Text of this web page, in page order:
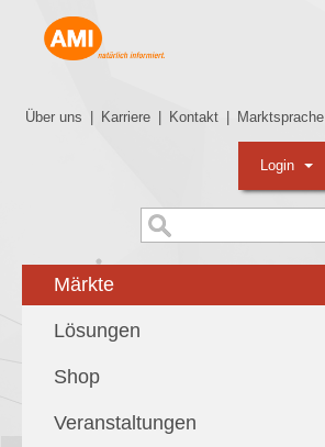
Über uns Karriere Kontakt Marktsprache
Login
Märkte
Lösungen
Shop
Veranstaltungen